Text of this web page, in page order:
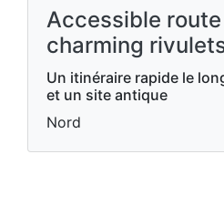
Accessible
charming
Un itinéraire rapide le
et un site antique
Nord